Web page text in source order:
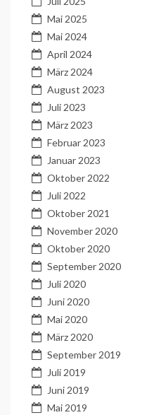
Mai 2025
Mai 2024
April 2024
März 2024
August 2023
Juli 2023
März 2023
Februar 2023
Januar 2023
Oktober 2022
Juli 2022
Oktober 2021
November 2020
Oktober 2020
September 2020
Juli 2020
Juni 2020
Mai 2020
März 2020
September 2019
Juli 2019
Juni 2019
Mai 2019